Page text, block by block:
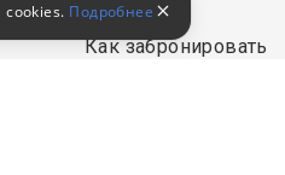
Как забронировать
cookies. Подробнее